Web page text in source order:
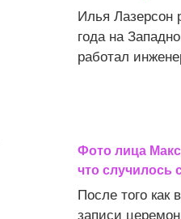
Илья Лазерсон
года на
работал
Фото лица
что случилось
После того как
записи